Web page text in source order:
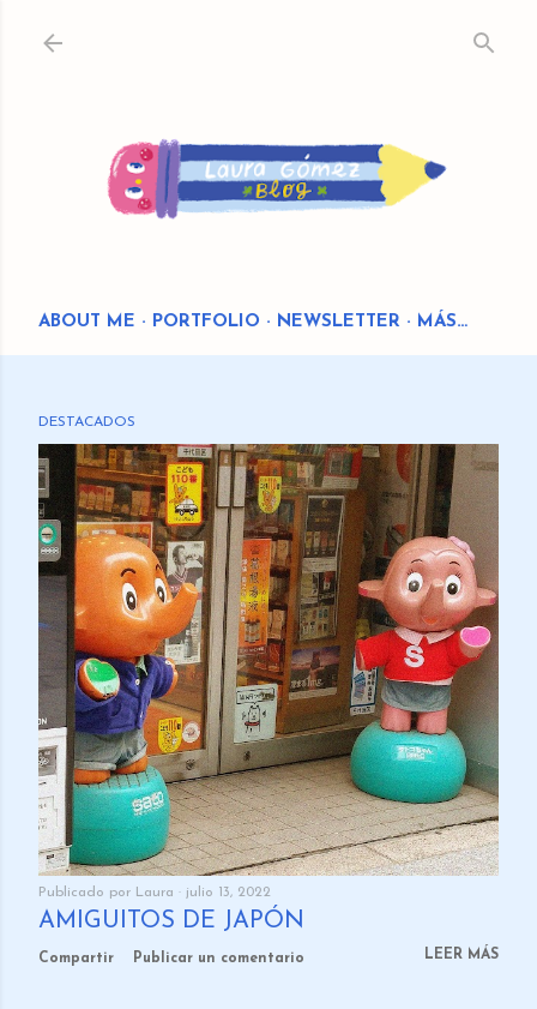
ABOUT ME PORTFOLIO NEWSLETTER MÁS…
DESTACADOS
Publicado por Laura julio 13, 2022
AMIGUITOS DE JAPÓN
Compartir Publicar un comentario LEER MÁS